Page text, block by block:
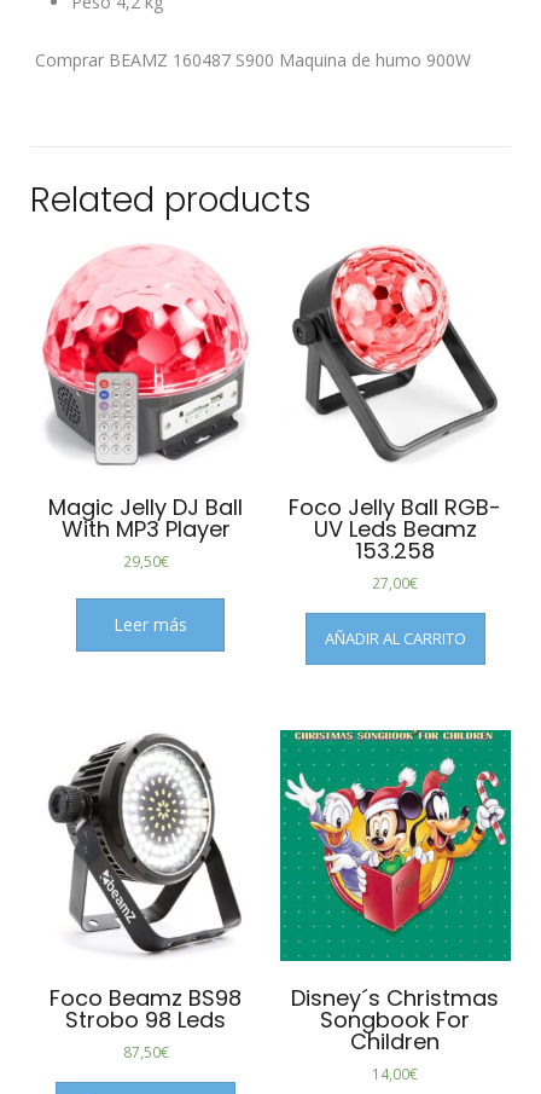
Comprar BEAMZ 160487 S900 Maquina de humo 900W
Related products
Magic Jelly DJ Ball
With MP3 Player
29,50€
Leer más
Foco Jelly Ball RGB-
UV Leds Beamz
153.258
27,00€
AÑADIR AL CARRITO
Foco Beamz BS98
Strobo 98 Leds
87,50€
Disney´s Christmas
Songbook For
Children
14,00€